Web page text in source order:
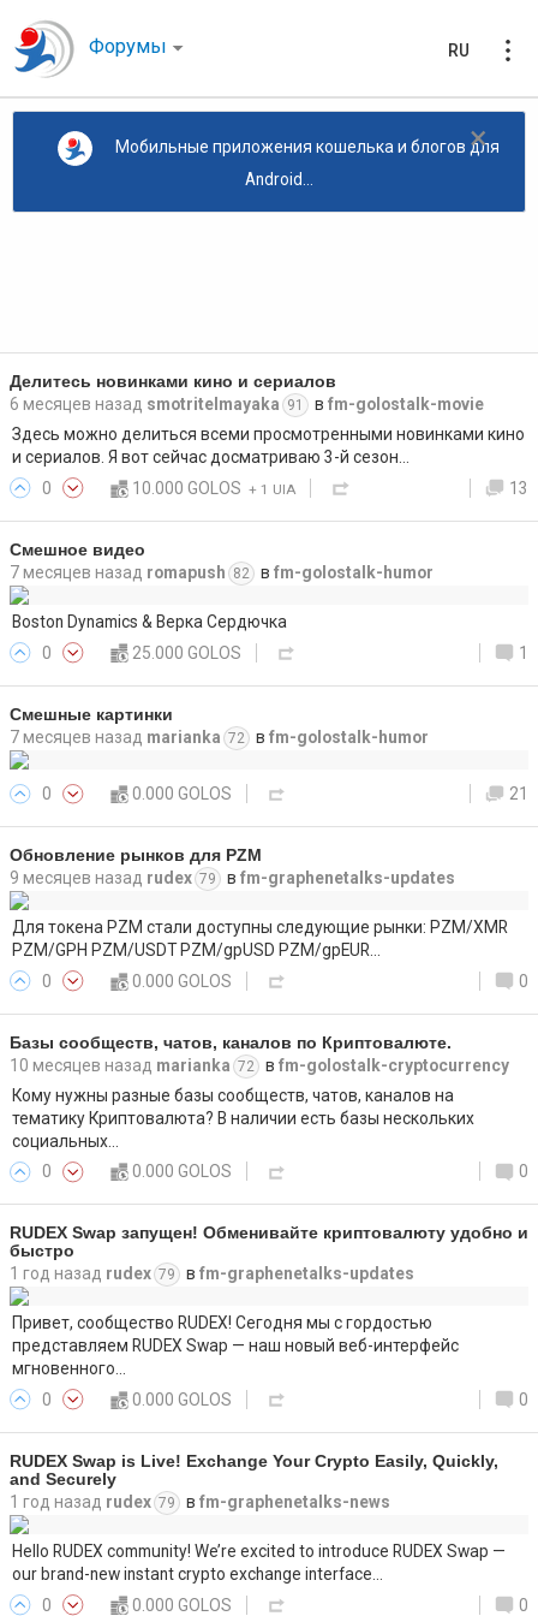
Форумы RU
×
Мобильные приложения кошелька и блогов для
Android...
Делитесь новинками кино и сериалов
6 месяцев назад smotritelmayaka 91 в fm-golostalk-movie
Здесь можно делиться всеми просмотренными новинками кино
и сериалов. Я вот сейчас досматриваю 3-й сезон…
0
10.000 GOLOS +1 UIA 13
Смешное видео
7 месяцев назад romapush 82 в fm-golostalk-humor
Boston Dynamics & Верка Сердючка
0
25.000 GOLOS 1
Смешные картинки
7 месяцев назад marianka 72 в fm-golostalk-humor
0 0.000 GOLOS 21
Обновление рынков для PZM
9 месяцев назад rudex 79 в fm-graphenetalks-updates
Для токена PZM стали доступны следующие рынки: PZM/XMR
PZM/GPH PZM/USDT PZM/gpUSD PZM/gpEUR…
0
0.000 GOLOS 0
Базы сообществ, чатов, каналов по Криптовалюте.
10 месяцев назад marianka 72 в fm-golostalk-cryptocurrency
Кому нужны разные базы сообществ, чатов, каналов на
тематику Криптовалюта? В наличии есть базы нескольких
социальных…
0
0.000 GOLOS 0
RUDEX Swap запущен! Обменивайте криптовалюту удобно и
быстро
1 год назад rudex 79 в fm-graphenetalks-updates
Привет, сообщество RUDEX! Сегодня мы с гордостью
представляем RUDEX Swap — наш новый веб-интерфейс
мгновенного…
0
0.000 GOLOS 0
RUDEX Swap is Live! Exchange Your Crypto Easily, Quickly,
and Securely
1 год назад rudex 79 в fm-graphenetalks-news
Hello RUDEX community! We’re excited to introduce RUDEX Swap —
our brand-new instant crypto exchange interface…
0
0.000 GOLOS 0